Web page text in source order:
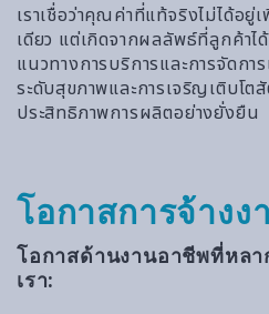
เราเชื่อว่าคุณค่าที่แท้จริงไม่ได้อ
เดียว แต่เกิดจากผลลัพธ์ที่ลูกค้าไ
แนวทางการบริการและการจัดก
ระดับสุขภาพและการเจริญเติบโต
ประสิทธิภาพการผลิตอย่างยั่งยืน
โอกาสการจ้างง
โอกาสด้านงานอาชีพที่หล
เรา: